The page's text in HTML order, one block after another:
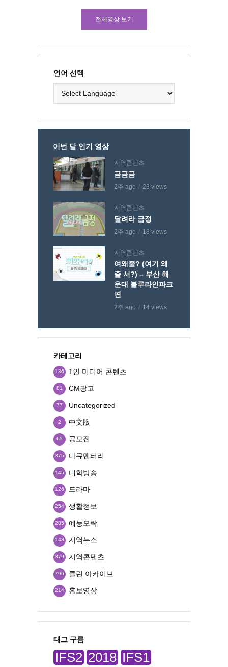
전체영상 보기
언어 선택
이번 달 인기 영상
지역콘텐츠
금금금
2주 ago 23 views
지역콘텐츠
달려라 금정
2주 ago 18 views
지역콘텐츠
여왜줄? (여기 왜
줄 서?) – 부산 해
운대 블루라인파크
편
2주 ago 14 views
카테고리
1인 미디어 콘텐츠
136
CM광고
81
Uncategorized
77
中文版
2
공모전
65
다큐멘터리
375
대학방송
145
드라마
126
생활정보
254
예능오락
285
지역뉴스
148
지역콘텐츠
379
클린 아카이브
796
홍보영상
214
태그 구름
IFS2 2018 IFS1